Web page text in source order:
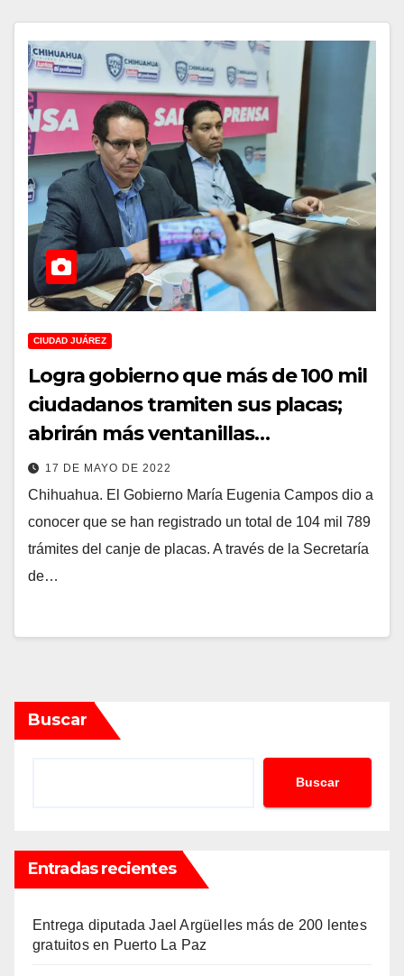
CIUDAD JUÁREZ
Logra gobierno que más de 100 mil
ciudadanos tramiten sus placas;
abrirán más ventanillas…
17 DE MAYO DE 2022
Chihuahua. El Gobierno María Eugenia Campos dio a
conocer que se han registrado un total de 104 mil 789
trámites del canje de placas. A través de la Secretaría
de…
Buscar
Buscar
Entradas recientes
Entrega diputada Jael Argüelles más de 200 lentes
gratuitos en Puerto La Paz